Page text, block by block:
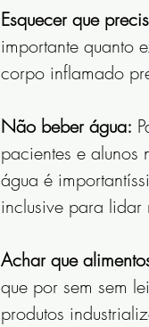
Esquecer que
importante quanto
corpo inflamado
Não beber água:
pacientes e
água é
inclusive para
Achar que
que por sem sem
produtos